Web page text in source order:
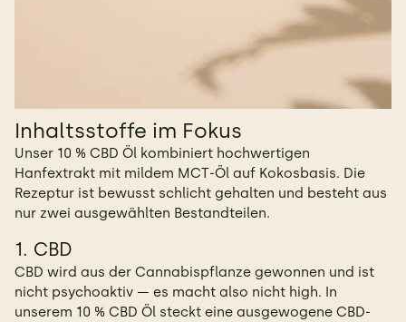
Inhaltsstoffe im Fokus
Unser 10 % CBD Öl kombiniert hochwertigen
Hanfextrakt mit mildem MCT-Öl auf Kokosbasis. Die
Rezeptur ist bewusst schlicht gehalten und besteht aus
nur zwei ausgewählten Bestandteilen.
1. CBD
CBD wird aus der Cannabispflanze gewonnen und ist
nicht psychoaktiv — es macht also nicht high. In
unserem 10 % CBD Öl steckt eine ausgewogene CBD-